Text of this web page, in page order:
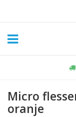
Micro
oranje